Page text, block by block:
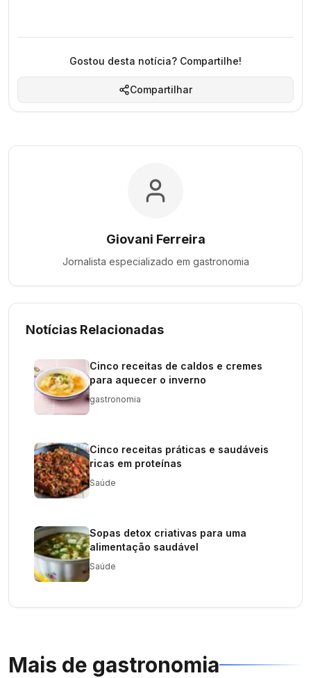
Gostou desta notícia? Compartilhe!
Compartilhar
Giovani Ferreira
Jornalista especializado em gastronomia
Notícias Relacionadas
Cinco receitas de caldos e cremes
para aquecer o inverno
gastronomia
Cinco receitas práticas e saudáveis
ricas em proteínas
Saúde
Sopas detox criativas para uma
alimentação saudável
Saúde
Mais de gastronomia